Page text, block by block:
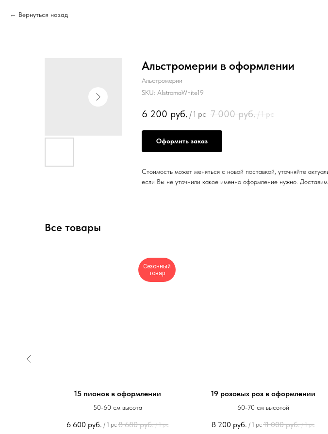
Вернуться назад
Альстромерии в оформлении
Альстромерии
SKU: AlstromaWhite19
6 200 руб. / 1 pc 7 000 руб./1 pc
Оформить заказ
Стоимость может меняться с новой поставкой, уточняйте
если Вы не уточнили какое именно оформление нужно.
Все товары
Сезонный
товар
15 пионов в оформлении
50-60 см высота
6 600 руб. / 1 pc 8 680 руб. / 1 pc
19 розовых роз в оформлении
60-70 см высотой
8 200 руб. / 1 pc 11 000 руб. / 1 pc